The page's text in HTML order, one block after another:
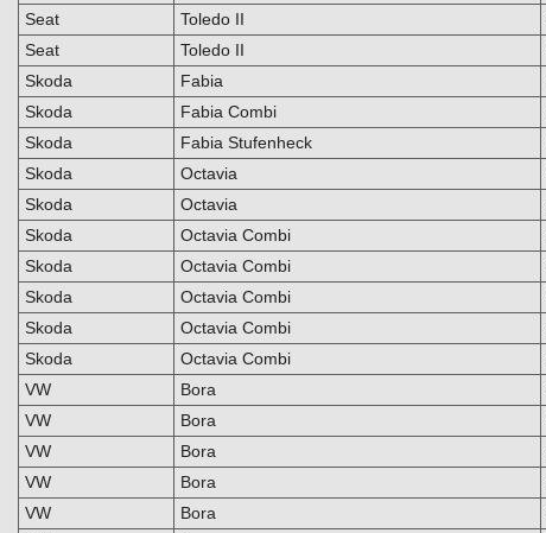
Seat
Toledo II
Seat
Toledo II
Skoda
Fabia
Skoda
Fabia Combi
Skoda
Fabia Stufenheck
Skoda
Octavia
Skoda
Octavia
Skoda
Octavia Combi
Skoda
Octavia Combi
Skoda
Octavia Combi
Skoda
Octavia Combi
Skoda
Octavia Combi
VW
Bora
VW
Bora
VW
Bora
VW
Bora
VW
Bora